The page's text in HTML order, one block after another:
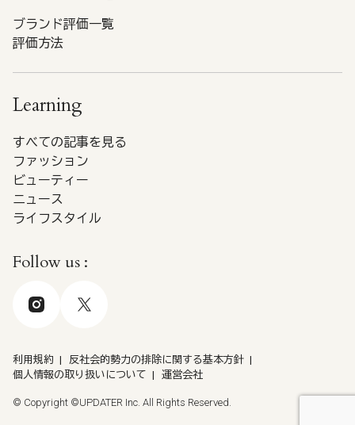
ブランド評価一覧
評価方法
Learning
すべての記事を見る
ファッション
ビューティー
ニュース
ライフスタイル
Follow us :
利用規約
反社会的勢力の排除に関する基本方針
個人情報の取り扱いについて
運営会社
© Copyright ©UPDATER Inc. All Rights Reserved.